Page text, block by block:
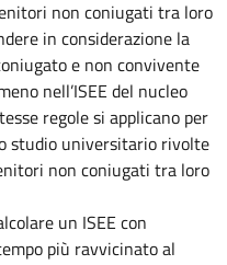
non coniugati tra loro
in considerazione la
e non convivente
nell’ISEE del nucleo
regole si applicano per
studio universitario rivolte
non coniugati tra loro
un ISEE con
più ravvicinato al